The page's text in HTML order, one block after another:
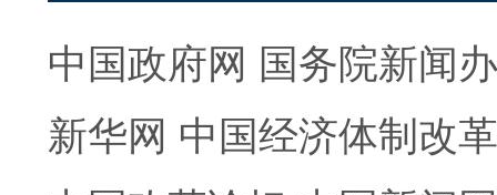
中国政府网 国务院新闻
新华网 中国经济体制改